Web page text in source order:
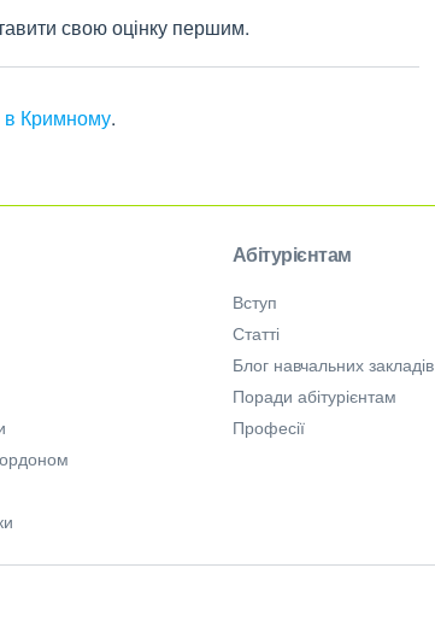
свою оцінку першим.
в Кримному.
Абітурієнтам
Вступ
Статті
Блог навчальних закладів
Поради абітурієнтам
Професії